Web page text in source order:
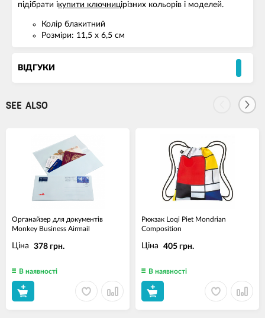
підібрати ікупити ключницірізних кольорів і моделей.
Колір блакитний
Розміри: 11,5 х 6,5 см
ВІДГУКИ
SEE ALSO
Oрганайзер для документів
Monkey Business Airmail
Ціна 378 грн.
В наявності
Рюкзак Loqi Piet Mondrian
Composition
Ціна 405 грн.
В наявності